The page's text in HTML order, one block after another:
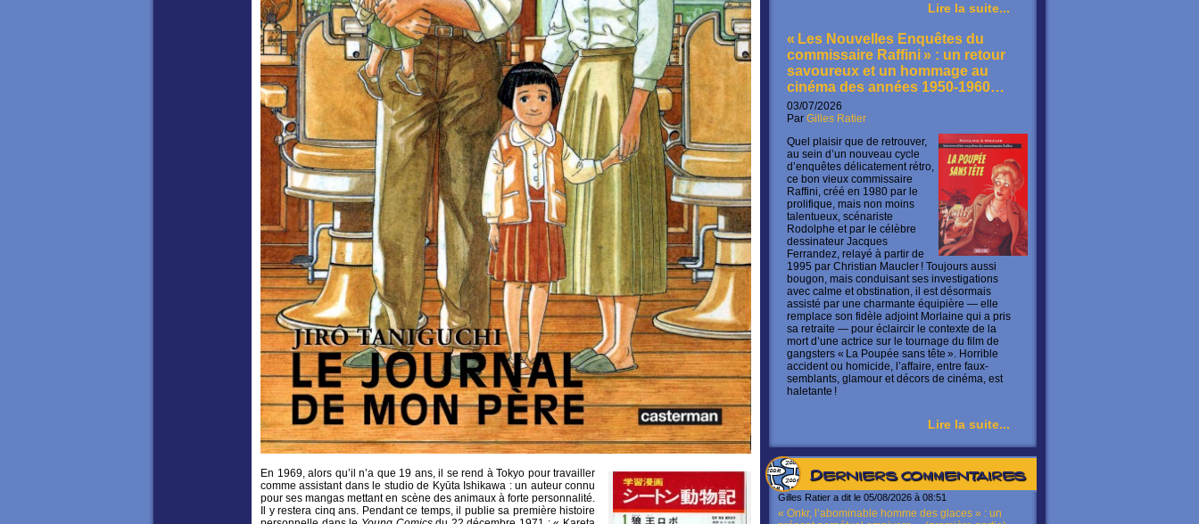
Lire la suite...
« Les Nouvelles Enquêtes du
commissaire Raffini » : un retour
savoureux et un hommage au
cinéma des années 1950-1960…
03/07/2026
Par Gilles Ratier
Quel plaisir que de retrouver,
au sein d’un nouveau cycle
d’enquêtes délicatement rétro,
ce bon vieux commissaire
Raffini, créé en 1980 par le
prolifique, mais non moins
talentueux, scénariste
Rodolphe et par le célèbre
dessinateur Jacques
Ferrandez, relayé à partir de
1995 par Christian Maucler ! Toujours aussi
bougon, mais conduisant ses investigations
avec calme et obstination, il est désormais
assisté par une charmante équipière — elle
remplace son fidèle adjoint Morlaine qui a pris
sa retraite — pour éclaircir le contexte de la
mort d’une actrice sur le tournage du film de
gangsters « La Poupée sans tête ». Horrible
accident ou homicide, l’affaire, entre faux-
semblants, glamour et décors de cinéma, est
haletante !
Lire la suite...
Derniers commentaires
Gilles Ratier a dit le 05/08/2026 à 08:51
« Onkr, l’abominable homme des glaces » : un
En 1969, alors qu’il n’a que 19 ans, il se rend à Tokyo pour travailler
comme assistant dans le studio de Kyūta Ishikawa : un auteur connu
pour ses mangas mettant en scène des animaux à forte personnalité.
Il y restera cinq ans. Pendant ce temps, il publie sa première histoire